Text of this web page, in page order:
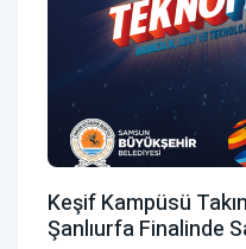
Keşif Kampüsü
Şanlıurfa Finalinde